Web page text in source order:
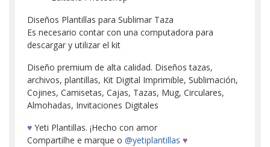
Diseños Plantillas para Sublimar Taza
Es necesario contar con una computadora para
descargar y utilizar el kit
Diseño premium de alta calidad. Diseños tazas,
archivos, plantillas, Kit Digital Imprimible, Sublimación,
Cojines, Camisetas, Cajas, Tazas, Mug, Circulares,
Almohadas, Invitaciones Digitales
♥ Yeti Plantillas. ¡Hecho con amor
Compartilhe e marque o @yetiplantillas ♥